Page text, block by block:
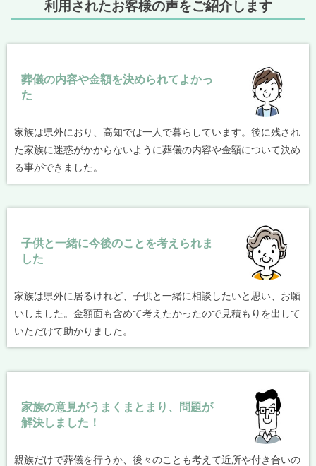
利用されたお客様の声をご紹介します
葬儀の内容や金額を決められてよかっ
た
家族は県外におり、高知では一人で暮らしています。後に残され
た家族に迷惑がかからないように葬儀の内容や金額について決め
る事ができました。
子供と一緒に今後のことを考えられま
した
家族は県外に居るけれど、子供と一緒に相談したいと思い、お願
いしました。金額面も含めて考えたかったので見積もりを出して
いただけて助かりました。
家族の意見がうまくまとまり、問題が
解決しました！
親族だけで葬儀を行うか、後々のことも考えて近所や付き合いの